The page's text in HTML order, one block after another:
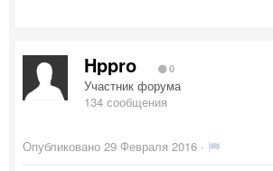
Hppro 0
Участник форума
134 сообщения
Опубликовано 29 Февраля 2016 ·